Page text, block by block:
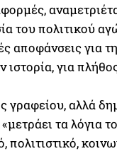
του πολιτικού
αποφάνσεις για
ιστορία, για
γραφείου, αλλά
τα λόγια
πολιτιστικό,